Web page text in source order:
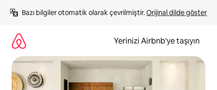
atla
Bazı bilgiler otomatik olarak çevrilmiştir. Orijinal dilde göster
Yerinizi Airbnb'ye taşıyın